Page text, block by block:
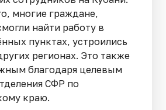
многие граждане,
найти работу в
пунктах, устроились
регионах. Это также
благодаря целевым
СФР по
краю.